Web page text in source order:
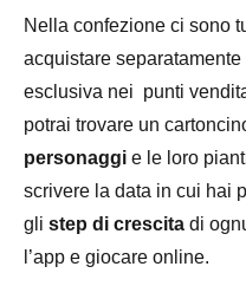
Nella confezione ci sono
acquistare
esclusiva nei punti
potrai trovare un
personaggi e le loro
scrivere la data in cui hai
gli step di crescita di
l’app e giocare online.